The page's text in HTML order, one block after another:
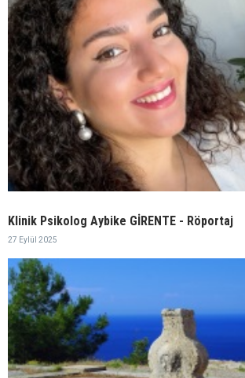
Klinik Psikolog Aybike GİRENTE - Röportaj
27 Eylül 2025